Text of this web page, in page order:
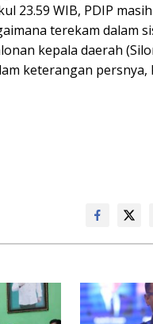
23.59 WIB, PDIP
terekam dalam
kepala daerah
keterangan persnya,